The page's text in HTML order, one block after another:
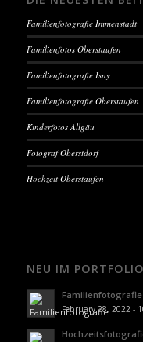
Familienfotografie Immenstadt
Familienfotos Oberstaufen
Familienfotografie Isny
Familienfotografie Oberstaufen
Kinderfotos Allgäu
Fotograf Oberstdorf
Hochzeit Oberstaufen
NEU IM PORTFOLIO
Familienfotografie
February 28, 2022 -